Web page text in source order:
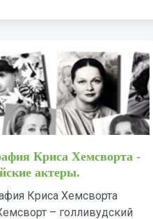
Эра Альтрона":
фактов о
- Статьи.
- гардероб Халка Отныне